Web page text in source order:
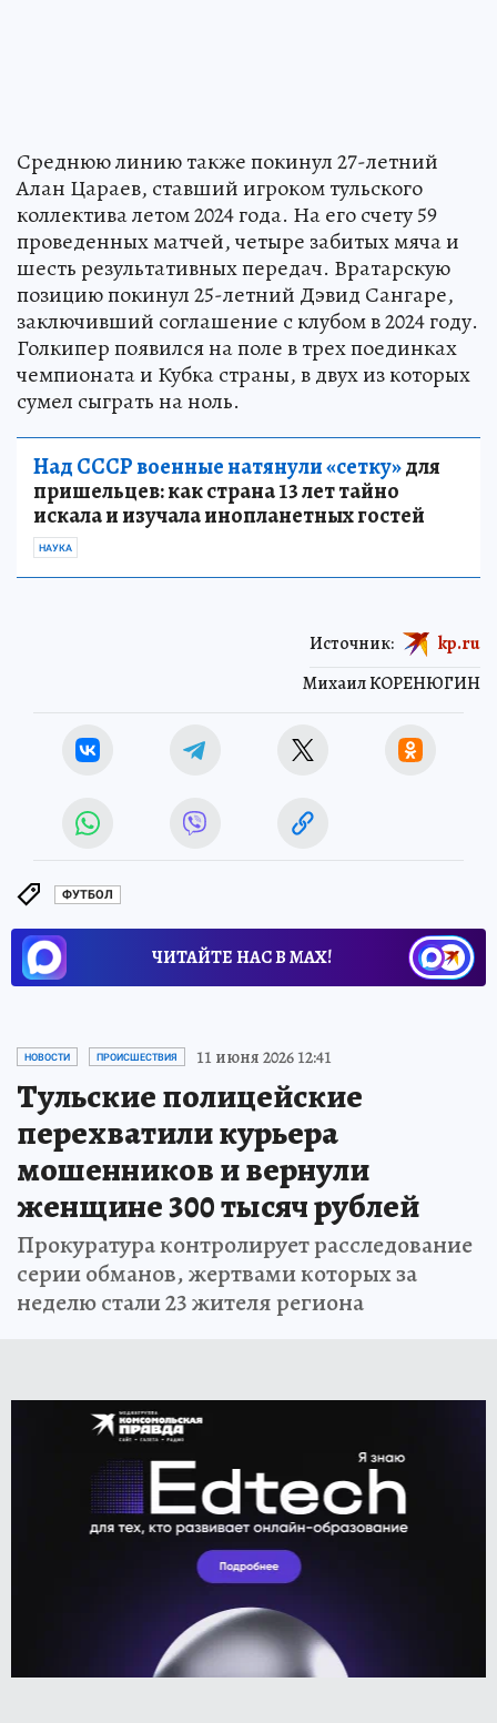
Среднюю линию также покинул 27-летний
Алан Цараев, ставший игроком тульского
коллектива летом 2024 года. На его счету 59
проведенных матчей, четыре забитых мяча и
шесть результативных передач. Вратарскую
позицию покинул 25-летний Дэвид Сангаре,
заключивший соглашение с клубом в 2024 году.
Голкипер появился на поле в трех поединках
чемпионата и Кубка страны, в двух из которых
сумел сыграть на ноль.
Над СССР военные натянули «сетку»для
пришельцев: как страна 13 лет тайно
искала и изучала инопланетных гостей
НАУКА
Михаил КОРЕНЮГИН
Источник: kp.ru
ФУТБОЛ
ЧИТАЙТЕ НАС В МАХ!
НОВОСТИ ПРОИСШЕСТВИЯ 11 июня 2026 12:41
Тульские полицейские
перехватили курьера
мошенников и вернули
женщине 300 тысяч рублей
Прокуратура контролирует расследование
серии обманов, жертвами которых за
неделю стали 23 жителя региона